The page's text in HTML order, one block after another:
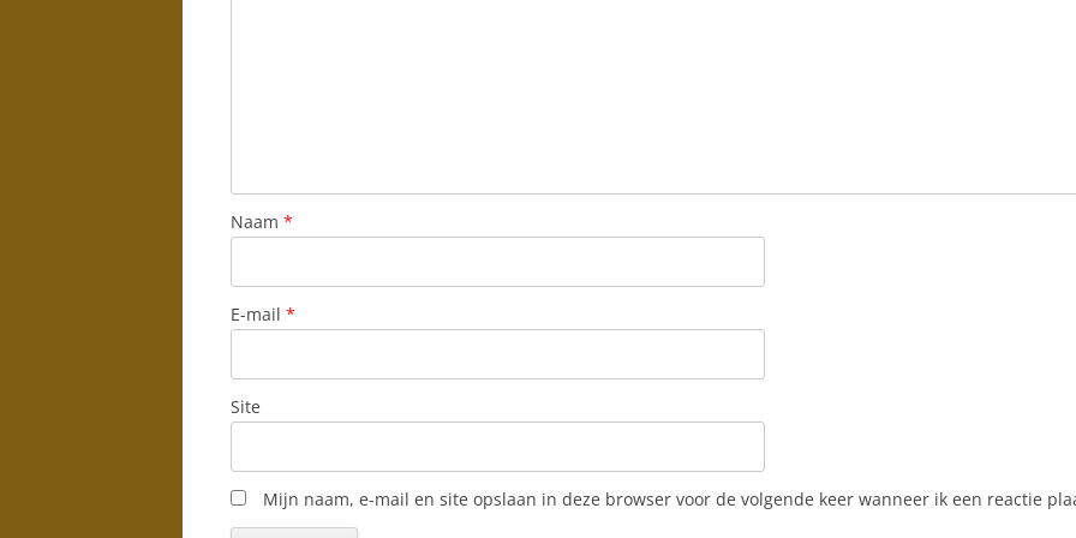
Naam *
E-mail *
Site
Mijn naam, e-mail en site opslaan in deze browser voor de volgende keer wanneer ik een reactie